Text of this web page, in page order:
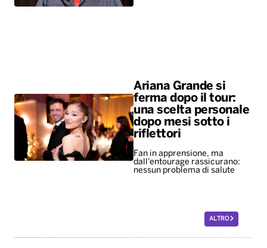
Ariana Grande si
ferma dopo il tour:
una scelta personale
dopo mesi sotto i
riflettori
Fan in apprensione, ma
dall'entourage rassicurano:
nessun problema di salute
ALTRO